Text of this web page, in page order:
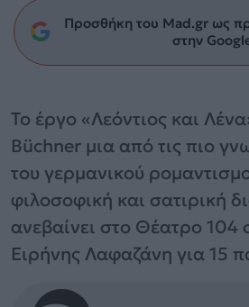
Προσθήκη του Mad.gr ως
στην
Το έργο «Λεόντιος και
Büchner μια από τις πιο
του γερμανικού
φιλοσοφική και σατιρική
ανεβαίνει στο Θέατρο 104
Ειρήνης Λαφαζάνη για 15